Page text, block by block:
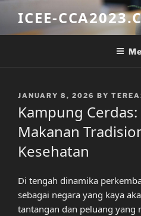
content
ICEE-
POSTED
JANUARY 8, 2026 BY
Kampung
Makanan
Kesehatan
Di tengah dinamika
sebagai negara yang kaya
tantangan dan peluang yang